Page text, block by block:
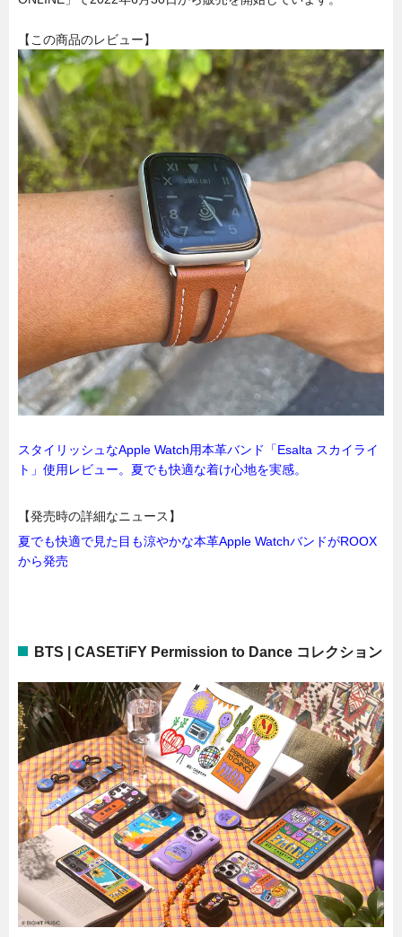
【この商品のレビュー】
スタイリッシュなApple Watch用本革バンド「Esalta スカイライ
ト」使用レビュー。夏でも快適な着け心地を実感。
【発売時の詳細なニュース】
夏でも快適で見た目も涼やかな本革Apple WatchバンドがROOX
から発売
BTS | CASETiFY Permission to Dance コレクション